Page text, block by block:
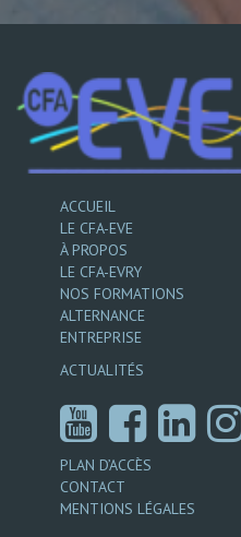
ACCUEIL
LE CFA-EVE
À PROPOS
LE CFA-EVRY
NOS FORMATIONS
ALTERNANCE
ENTREPRISE
ACTUALITÉS
PLAN D’ACCÈS
CONTACT
MENTIONS LÉGALES